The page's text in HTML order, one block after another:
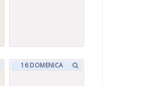
16 DOMENICA